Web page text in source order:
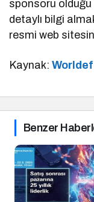
sponsoru olduğu
detaylı bilgi
resmi web
Kaynak:
Benzer